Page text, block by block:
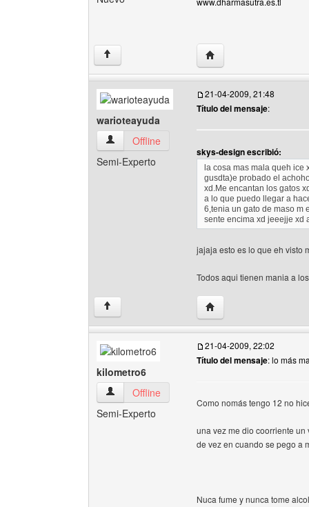
↑ Visitar sitio web del
warioteayuda
warioteayuda Ver perfil del usuario
Offline
Semi-Experto
21-04-2009, 21:48
Título del mensaje:
skys-design escribió:
la cosa mas mala queh
gusdta)e probado el
xd.Me encantan los gatos
a lo que puedo llegar a
6,tenia un gato de maso m
sente encima xd jeeejje xd
jajaja esto es lo que eh visto
Todos aqui tienen mania a
↑ Visitar sitio web del
kilometro6
kilometro6 Ver perfil del usuario
Offline
Semi-Experto
21-04-2009, 22:02
Título del mensaje: lo más
Como nomás tengo 12 no
una vez me dio coorriente un
de vez en cuando se pego a
Nuca fume y nunca tome